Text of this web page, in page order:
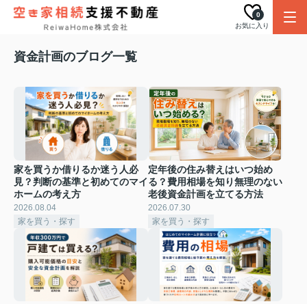
お気に入り
0
資金計画のブログ一覧
家を買うか借りるか迷う人必
見？判断の基準と初めてのマイ
ホームの考え方
2026.08.04
家を買う・探す
定年後の住み替えはいつ始め
る？費用相場を知り無理のない
老後資金計画を立てる方法
2026.07.30
家を買う・探す